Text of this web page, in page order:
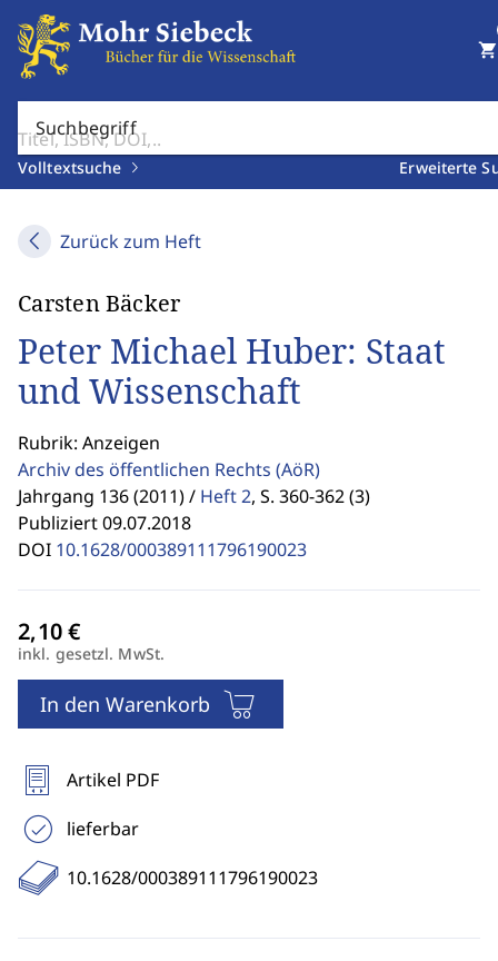
Suchbegriff
Volltextsuche Erweiterte
shopping_cart
Zurück zum Heft
Carsten Bäcker
Peter Michael Huber: Staat
und Wissenschaft
Rubrik: Anzeigen
Archiv des öffentlichen Rechts (AöR)
Jahrgang 136 (2011) / Heft 2, S. 360-362 (3)
Publiziert 09.07.2018
DOI 10.1628/000389111796190023
inkl. gesetzl. MwSt.
In den Warenkorb
Artikel PDF
lieferbar
10.1628/000389111796190023